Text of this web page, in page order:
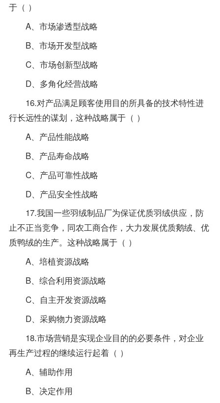
于（ ）
A、市场渗透型战略
B、市场开发型战略
C、市场创新型战略
D、多角化经营战略
16.对产品满足顾客使用目的所具备的技术特性进
行长远性的谋划，这种战略属于（ ）
A、产品性能战略
B、产品寿命战略
C、产品可靠性战略
D、产品安全性战略
17.我国一些羽绒制品厂为保证优质羽绒供应，防
止不正当竞争，同农工商合作，大力发展优质鹅绒、优
质鸭绒的生产。这种战略属于（ ）
A、培植资源战略
B、综合利用资源战略
C、自主开发资源战略
D、采购物力资源战略
18.市场营销是实现企业目的的必要条件，对企业
再生产过程的继续运行起着（ ）
A、辅助作用
B、决定作用